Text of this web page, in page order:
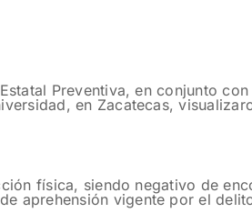
Preventiva, en conjunto
en Zacatecas,
física, siendo negativo de
aprehensión vigente por el